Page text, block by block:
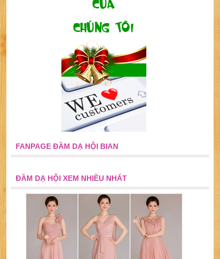
FANPAGE ĐẦM DẠ HỘI BIAN
ĐẦM DẠ HỘI XEM NHIỀU NHẤT